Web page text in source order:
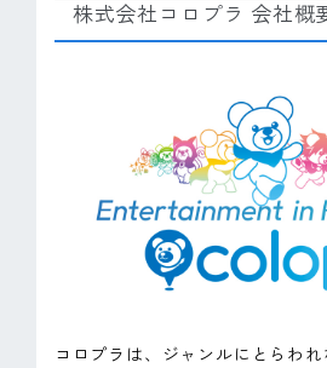
株式会社コロプラ 会社概
コロプラは、ジャンルにとらわ